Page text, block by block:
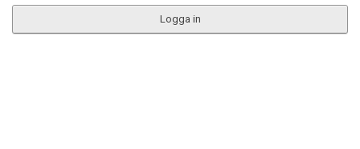
Logga in